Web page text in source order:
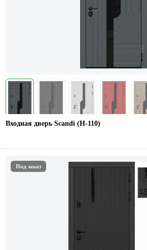
Входная дверь Scandi (Н-110)
Под заказ